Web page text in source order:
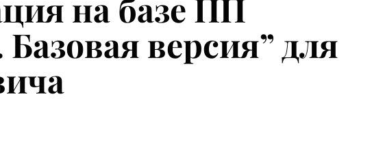
на базе ПП
версия” для